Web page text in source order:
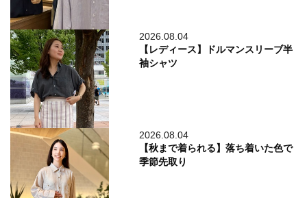
2026.08.04
【レディース】ドルマンスリーブ半
袖シャツ
2026.08.04
【秋まで着られる】落ち着いた色で
季節先取り